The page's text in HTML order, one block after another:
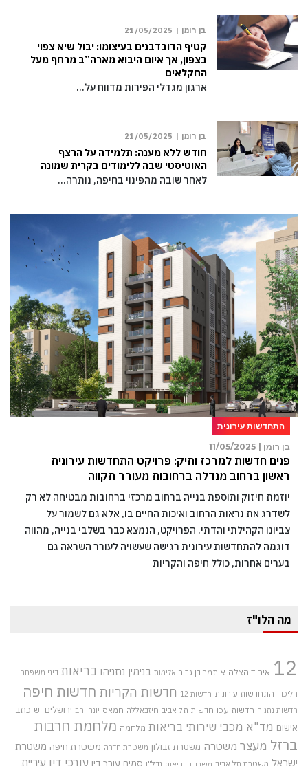
בן רומן | 21/05/2025
קטיף הדובדבנים בעיצומו: יבול שיא צפוי
בצפון, אך איום היבוא מארה”ב מרחף מעל
החקלאים
ארגון מגדלי הפירות מדווח על…
בן רומן | 21/05/2025
חודש ללא מענה: תלמידה על הרצף
האוטיסטי שבה ללימודים בקרית שמונה
לאחר שובה מהפינוי בחיפה, נותרה…
התחדשות עירונית
בן רומן |
11/05/2025
פנים חדשות למרכז ותיק: פרויקט התחדשות עירונית
ראשון ברחוב מנדלה ברחובות מעורר תקווה
יוזמת חיזוק ותוספת בנייה ברחוב מרכזי ברחובות מבטיחה לא רק
לשדרג את נראות הרחוב ואיכות החיים בו, אלא גם לשמור על
צביונו הקהילתי והדתי. הפרויקט, הנמצא כבר בשלבי בנייה, מהווה
דוגמה להתחדשות עירונית רגישה שעשויה לעורר השראה גם
בערים אחרות, כולל חיפה והקריות
מה הלו"ז
12 איחוד הצלה איתמר בן גביר אלימות בנימין נתניהו בריאות דיני משפחה
הליכוד התחדשות עירונית חדשות 12 חדשות הקריות חדשות חיפה
חדשות נתניה חדשות עכו חדשות תל אביב חיזבאללה חמאס יונה יהב ירושלים יש כתב
אישום מד"א מכבי שירותי בריאות מלחמה מלחמת חרבות
ברזל מעצר משטרה משטרת זבולון משטרת חדרה משטרת חיפה משטרת
ישראל משטרת תל אביב משרד הבריאות נדל"ן סמים עורך דין עורכי דין עיריית